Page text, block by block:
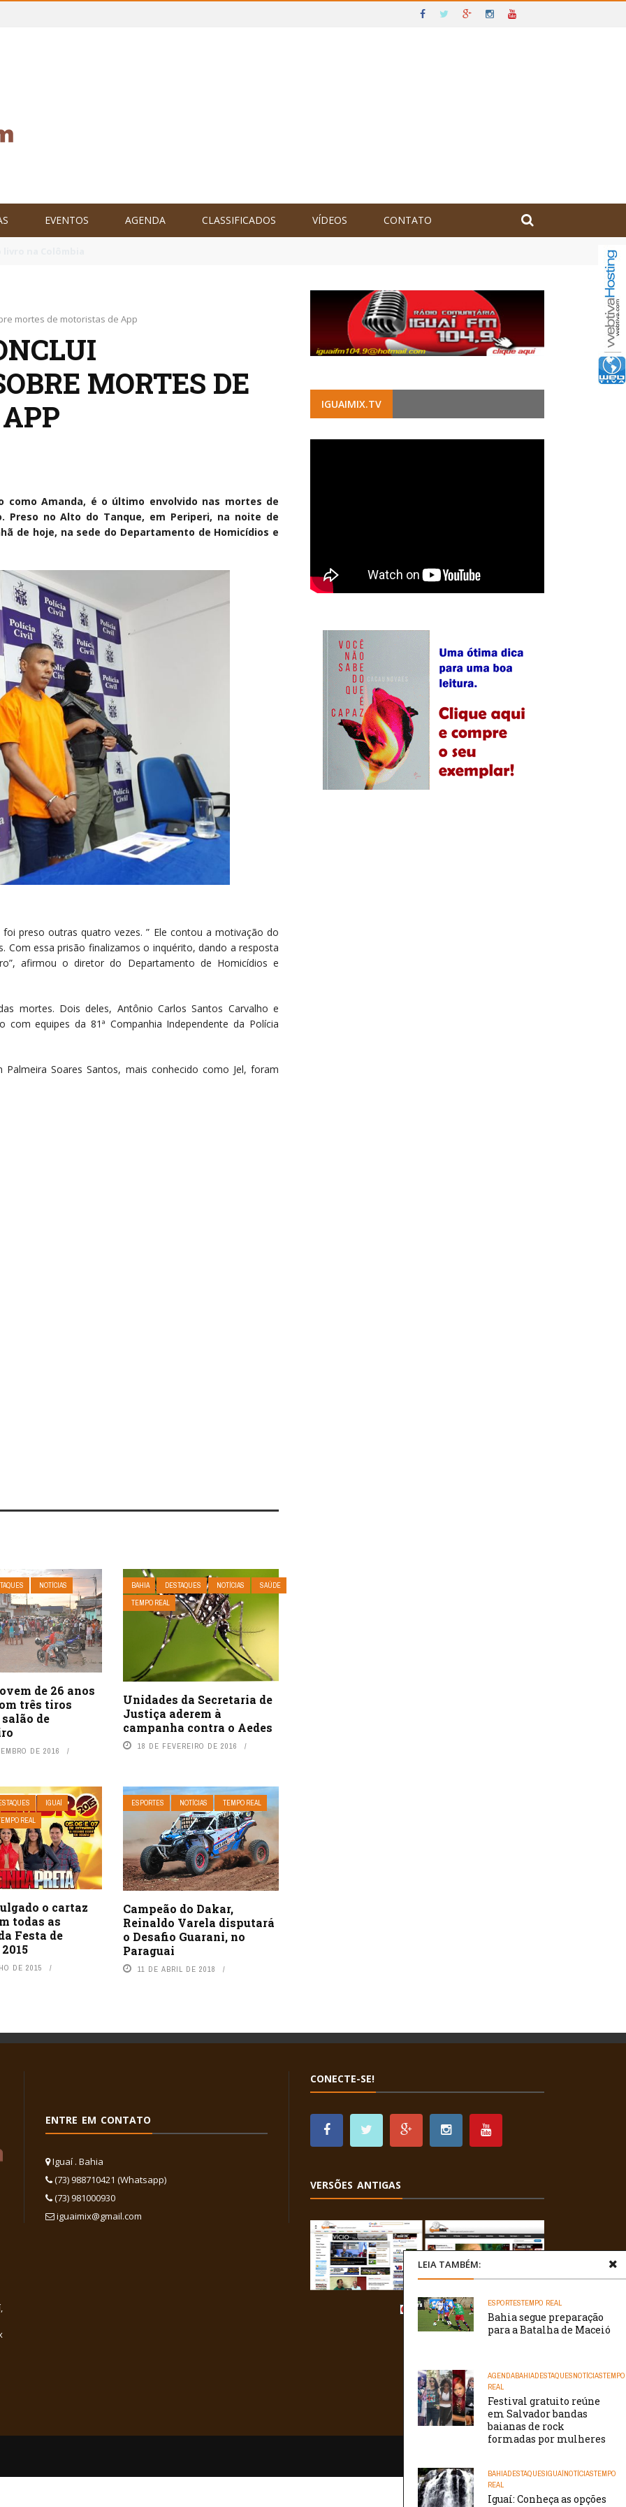
EVENTOS AGENDA CLASSIFICADOS VÍDEOS CONTATO
mortes de motoristas de App
MORTES DE
como Amanda, é o último envolvido nas mortes de
no Alto do Tanque, em Periperi, na noite de
de hoje, na sede do Departamento de Homicídios e
preso outras quatro vezes. ” Ele contou a motivação do
Com essa prisão finalizamos o inquérito, dando a resposta
afirmou o diretor do Departamento de Homicídios e
mortes. Dois deles, Antônio Carlos Santos Carvalho e
equipes da 81ª Companhia Independente da Polícia
Soares Santos, mais conhecido como Jel, foram
NOTÍCIAS
de 26 anos
três tiros
de
DE 2016
BAHIA DESTAQUES NOTÍCIAS
SAÚDE
TEMPO REAL
Unidades da Secretaria de
Justiça aderem à
campanha contra o Aedes
18 DE FEVEREIRO DE 2016
IGUAÍ
REAL
o cartaz
todas as
Festa de
DE 2015
ESPORTES NOTÍCIAS TEMPO REAL
Campeão do Dakar,
Reinaldo Varela disputará
o Desafio Guarani, no
Paraguai
11 DE ABRIL DE 2018
LEIA TAMBÉM:
ESPORTESTEMPO REAL
Bahia segue preparação
para a Batalha de Maceió
AGENDABAHIADESTAQUESNOTÍCIASTEMPO
REAL
Festival gratuito reúne
em Salvador bandas
baianas de rock
formadas por mulheres
BAHIADESTAQUESIGUAÍNOTÍCIASTEMPO
REAL
Iguaí: Conheça as opções
IGUAIMIX.TV
ENTRE EM CONTATO
Iguaí . Bahia
(73) 988710421 (Whatsapp)
(73) 981000930
iguaimix@gmail.com
CONECTE-SE!
VERSÕES ANTIGAS